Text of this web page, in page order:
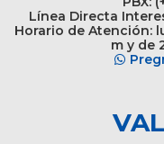
Línea Directa
Horario de Atención:
m y de